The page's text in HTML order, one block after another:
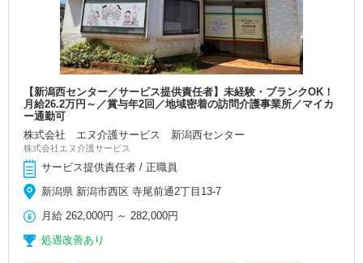
【新潟西センター／サービス提供責任者】未経験・ブランクOK！
月給26.2万円～／賞与年2回／地域密着の訪問介護事業所／マイカ
ー通勤可
株式会社 エヌ介護サービス 新潟西センター
株式会社エヌ介護サービス
サービス提供責任者 / 正職員
新潟県 新潟市西区 寺尾前通2丁目13-7
月給 262,000円 ～ 282,000円
処遇改善あり